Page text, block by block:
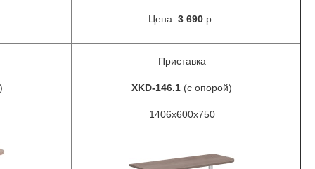
Цена: 3 690 р.
Приставка
XKD-146.1 (с опорой)
1406x600x750